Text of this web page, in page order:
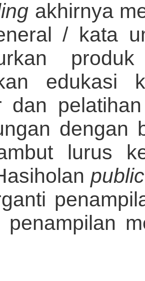
akhirnya
/ kata
edukasi
dan
dengan
lurus